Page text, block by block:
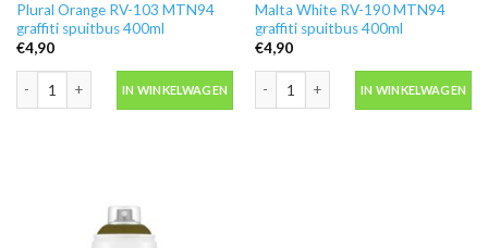
Plural Orange RV-103 MTN94
graffiti spuitbus 400ml
€4,90
IN WINKELWAGEN
Malta White RV-190 MTN94
graffiti spuitbus 400ml
€4,90
IN WINKELWAGEN